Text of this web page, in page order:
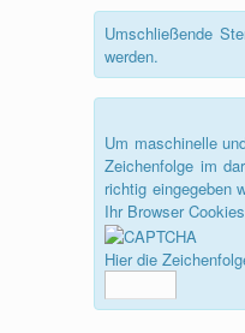
Umschließende
werden.
Um maschinelle
Zeichenfolge im
richtig eingegeben
Ihr Browser
Hier die